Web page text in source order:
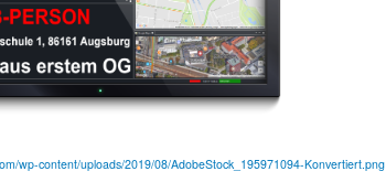
wp-content/uploads/2019/08/AdobeStock_195971094-Konvertiert.png